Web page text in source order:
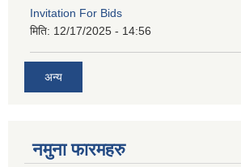
Invitation For Bids
मिति: 12/17/2025 - 14:56
अन्य
नमुना फारमहरु